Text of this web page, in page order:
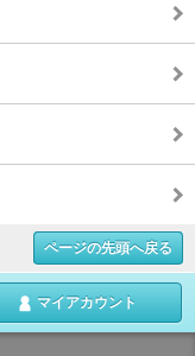
ページの先頭へ戻る
マイアカウント